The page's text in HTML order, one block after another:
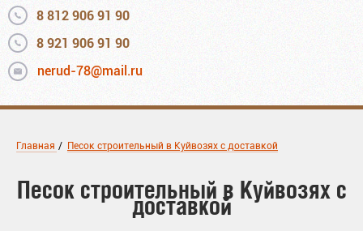
8 812 906 91 90
8 921 906 91 90
nerud-78@mail.ru
Главная / Песок строительный в Куйвозях с доставкой
Песок строительный в Куйвозях с
доставкой